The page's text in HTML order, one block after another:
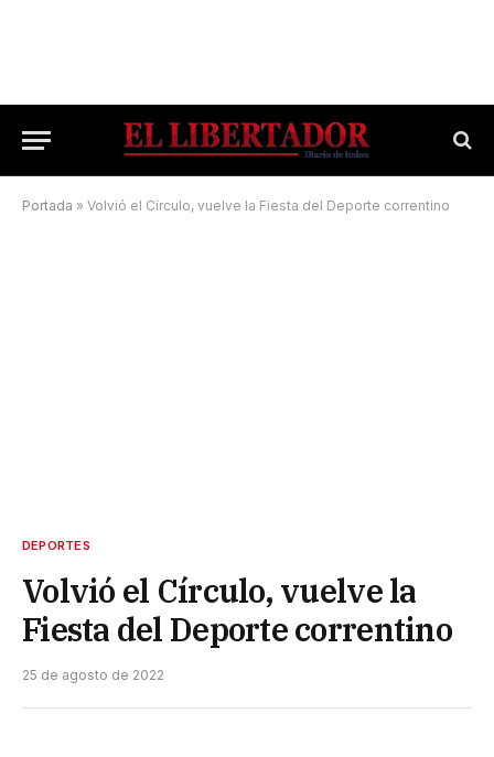
Portada » Volvió el Círculo, vuelve la Fiesta del Deporte correntino
DEPORTES
Volvió el Círculo, vuelve la
Fiesta del Deporte correntino
25 de agosto de 2022